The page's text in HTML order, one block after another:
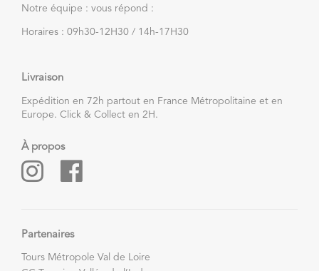
Notre équipe : vous répond :
Horaires : 09h30-12H30 / 14h-17H30
Livraison
Expédition en 72h partout en France Métropolitaine et en
Europe. Click & Collect en 2H.
À propos
Partenaires
Tours Métropole Val de Loire